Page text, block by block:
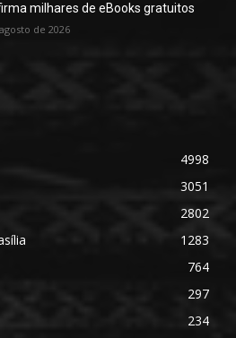
milhares de eBooks gratuitos
de 2026
4998
3051
2802
1283
764
297
234